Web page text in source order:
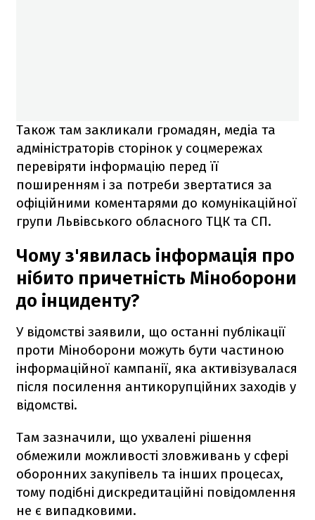
Також там закликали громадян, медіа та
адміністраторів сторінок у соцмережах
перевіряти інформацію перед її
поширенням і за потреби звертатися за
офіційними коментарями до комунікаційної
групи Львівського обласного ТЦК та СП.
Чому з'явилась інформація про
нібито причетність Міноборони
до інциденту?
У відомстві заявили, що останні публікації
проти Міноборони можуть бути частиною
інформаційної кампанії, яка активізувалася
після посилення антикорупційних заходів у
відомстві.
Там зазначили, що ухвалені рішення
обмежили можливості зловживань у сфері
оборонних закупівель та інших процесах,
тому подібні дискредитаційні повідомлення
не є випадковими.